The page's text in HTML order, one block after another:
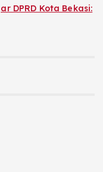
DPRD Kota Bekasi: